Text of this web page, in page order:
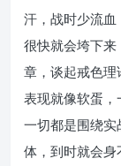
汗，战时少流血
很快就会垮下
章，谈起戒色
表现就像软蛋，
一切都是围绕
体，到时就会